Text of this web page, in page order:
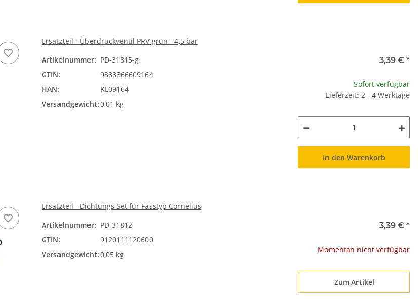
Ersatzteil - Überdruckventil PRV grün - 4,5 bar
Artikelnummer: PD-31815-g
GTIN:
9388866609164
HAN:
KL09164
Versandgewicht:0,01 kg
3,39 € *
Sofort verfügbar
Lieferzeit: 2 - 4 Werktage
In den Warenkorb
Ersatzteil - Dichtungs Set für Fasstyp Cornelius
Artikelnummer: PD-31812
GTIN:
9120111120600
Versandgewicht:0,05 kg
3,39 € *
Momentan nicht verfügbar
Zum Artikel